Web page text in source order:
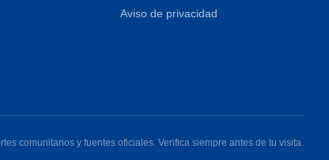
Aviso de privacidad
comunitarios y fuentes oficiales. Verifica siempre antes de tu visita.